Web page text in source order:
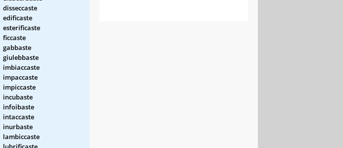
disseccaste
edificaste
esterificaste
ficcaste
gabbaste
giulebbaste
imbiaccaste
impaccaste
impiccaste
incubaste
infoibaste
intaccaste
inurbaste
lambiccaste